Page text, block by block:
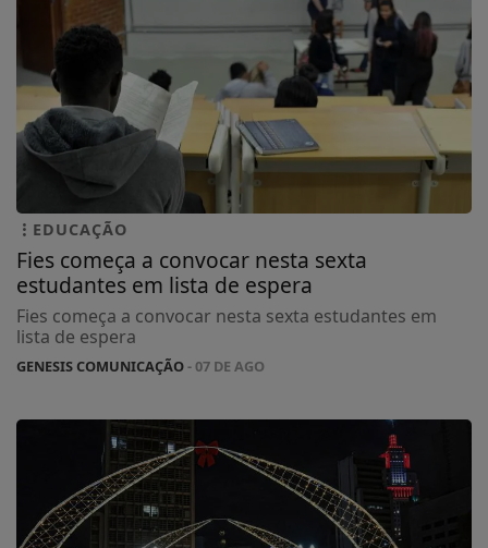
EDUCAÇÃO
Fies começa a convocar nesta sexta
estudantes em lista de espera
Fies começa a convocar nesta sexta estudantes em
lista de espera
GENESIS COMUNICAÇÃO- 07 DE AGO